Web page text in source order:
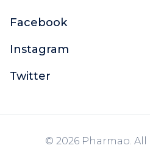
Facebook
Instagram
Twitter
© 2026 Pharmao.